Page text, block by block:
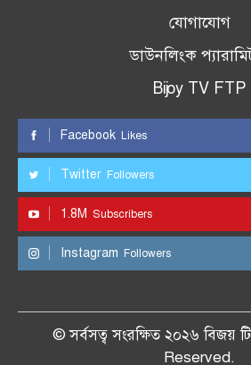
যোগাযোগ
ডাউনলিংক
Bijoy TV FTP
Facebook Likes
Twitter Followers
1.8M Subscribers
Instagram Followers
© সর্বসত্ব সংরক্ষিত ২০২৬ বিজয়
Reserved.